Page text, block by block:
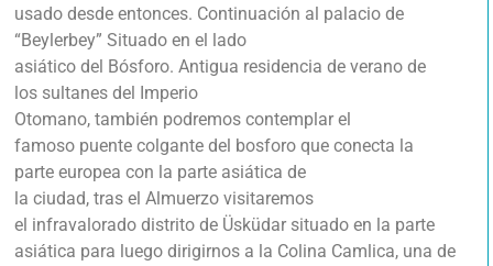
usado desde entonces. Continuación al palacio de
“Beylerbey” Situado en el lado
asiático del Bósforo. Antigua residencia de verano de
los sultanes del Imperio
Otomano, también podremos contemplar el
famoso puente colgante del bosforo que conecta la
parte europea con la parte asiática de
la ciudad, tras el Almuerzo visitaremos
el infravalorado distrito de Üsküdar situado en la parte
asiática para luego dirigirnos a la Colina Camlica, una de